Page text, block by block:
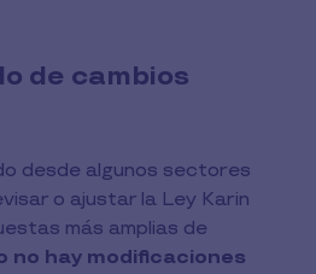
de cambios
desde algunos sectores
o ajustar la Ley Karin
más amplias de
no hay modificaciones